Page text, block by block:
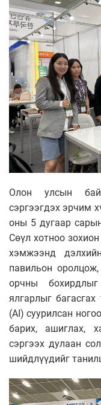
Олон улсын
сэргээгдэх эрчим
оны 5 дугаар
Сөүл хотноо
хэмжээнд
павильон
орчны бохирдлыг
ялгарлыг
(AI) суурилсан
барих, ашиглах,
сэргээх дулаан
шийдлүүдийг